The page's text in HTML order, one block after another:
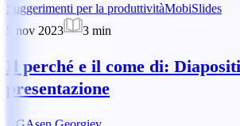
Suggerimenti per la produttivitàMobiSlides
5 nov 2023
3 min
Il perché e il come di:
presentazione